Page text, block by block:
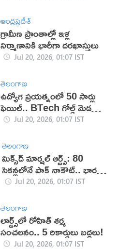
ఆంధ్రప్రదేశ్
గ్రామీణ ప్రాంతాల్లో ఇళ్ల
నిర్మాణానికి భారీగా దరఖాస్తులు
Jul 20, 2026, 01:07 IST
తెలంగాణ
ఉద్యోగ ప్రయత్నంలో 50 సార్లు
ఫెయిల్‌.. BTech గోల్డ్ మెడలిస్ట్
సూసైడ్Jul 20, 2026, 01:07 IST
తెలంగాణ
మిక్స్‌డ్ మార్షల్ ఆర్ట్స్: 80
సెకన్లలోనే పాక్ నాకౌట్.. భారత్‌
ఘన విజయం (వీడియో)
Jul 20, 2026, 01:07 IST
తెలంగాణ
లార్డ్స్‌లో రోహిత్ శర్మ
సంచలనం.. 5 రికార్డులు బద్దలు!
Jul 20, 2026, 01:07 IST